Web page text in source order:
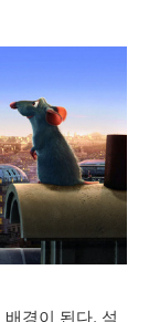
경이 된다. 석